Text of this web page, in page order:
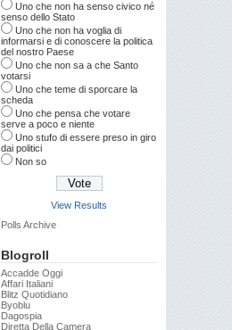
Uno che non ha senso civico né
senso dello Stato
Uno che non ha voglia di
informarsi e di conoscere la politica
del nostro Paese
Uno che non sa a che Santo
votarsi
Uno che teme di sporcare la
scheda
Uno che pensa che votare
serve a poco e niente
Uno stufo di essere preso in giro
dai politici
Non so
View Results
Polls Archive
Blogroll
Accadde Oggi
Affari Italiani
Blitz Quotidiano
Byoblu
Dagospia
Diretta Della Camera